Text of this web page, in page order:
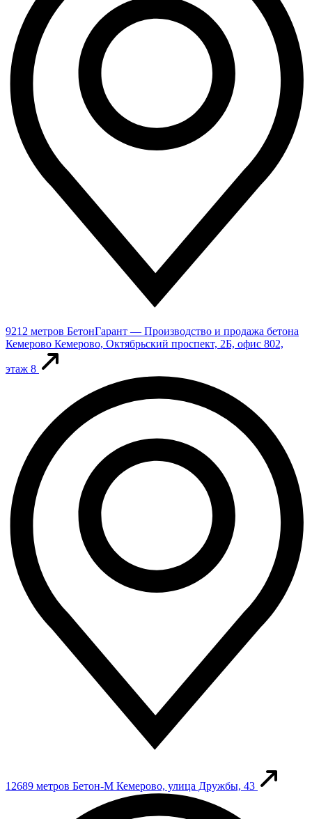
9212 метров БетонГарант — Производство и продажа бетона
Кемерово Кемерово, Октябрьский проспект, 2Б, офис 802,
этаж 8
12689 метров Бетон-М Кемерово, улица Дружбы, 43